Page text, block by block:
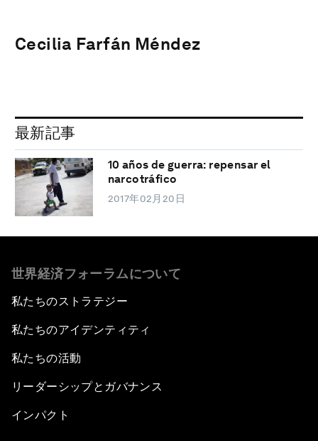
Cecilia Farfán Méndez
最新記事
10 años de guerra: repensar el
narcotráfico
2017年02月20日
世界経済フォーラムについて
私たちのストラテジー
私たちのアイデンティティ
私たちの活動
リーダーシップとガバナンス
インパクト